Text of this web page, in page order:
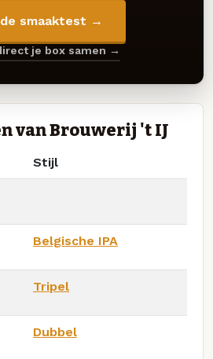
smaaktest →
je box samen →
van Brouwerij 't IJ
Stijl
Belgische IPA
Tripel
Dubbel